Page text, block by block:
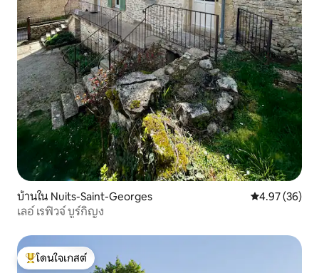
บ้านใน Nuits-Saint-Georges คะแนนเฉลี่ย
4.97 (36)
เลอ์ เรฟิวจ์ บูร์กิญง
โดนใจเกสต์ที่สุด
โดนใจเกสต์